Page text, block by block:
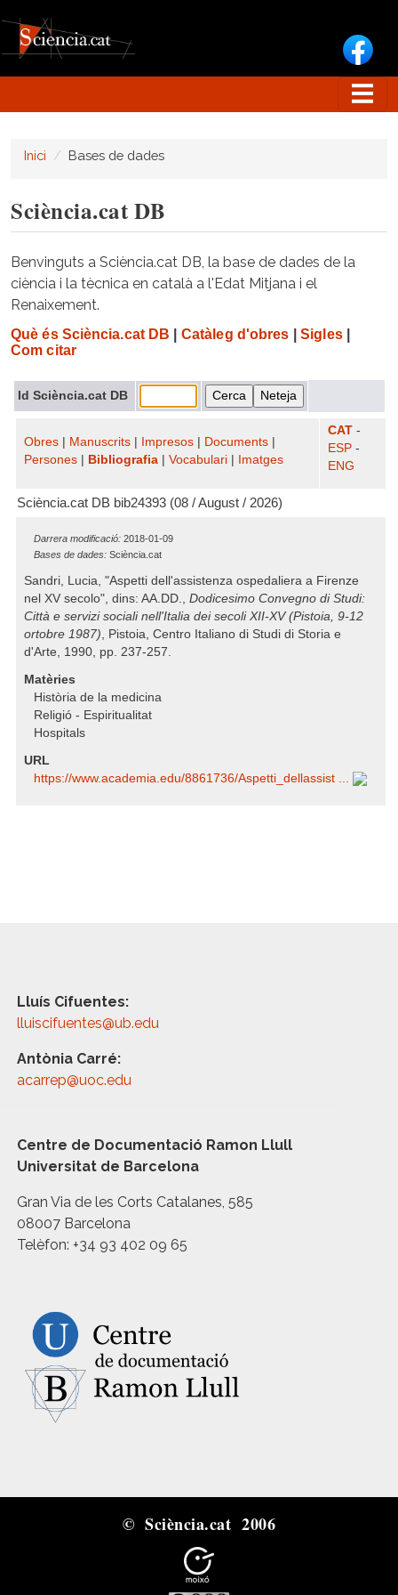
Inici Bases de dades
Sciència.cat DB
Benvinguts a Sciència.cat DB, la base de dades de la
ciència i la tècnica en català a l'Edat Mitjana i el
Renaixement.
Què és Sciència.cat DB Catàleg d'obres Sigles|
Com citar
Id Sciència.cat DB
Obres Manuscrits Impresos Documents
Persones
Bibliografia Vocabulari Imatges
CAT -
ESP -
ENG
Sciència.cat DB bib24393 (08 / August / 2026)
Darrera modificació: 2018-01-09
Bases de dades: Sciència.cat
Sandri, Lucia, "Aspetti dell'assistenza ospedaliera a Firenze
nel XV secolo", dins: AA.DD., Dodicesimo Convegno di Studi:
Città e servizi sociali nell'Italia dei secoli XII-XV (Pistoia, 9-12
ortobre 1987), Pistoia, Centro Italiano di Studi di Storia e
d'Arte, 1990, pp. 237-257.
Matèries
Història de la medicina
Religió - Espiritualitat
Hospitals
URL
https:/​/​www.academia.edu/​8861736/​Aspetti_dellassist ...
Lluís Cifuentes:
lluiscifuentes@ub.edu
Antònia Carré:
acarrep@uoc.edu
Centre de Documentació Ramon Llull
Universitat de Barcelona
Gran Via de les Corts Catalanes, 585
08007 Barcelona
Telèfon: +34 93 402 09 65
© Sciència.cat 2006